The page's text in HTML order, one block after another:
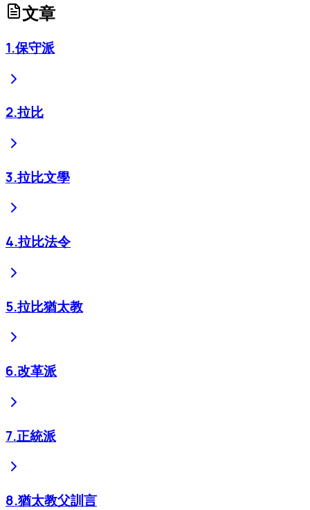
文章
1.保守派
2.拉比
3.拉比文學
4.拉比法令
5.拉比猶太教
6.改革派
7.正統派
8.猶太教父訓言